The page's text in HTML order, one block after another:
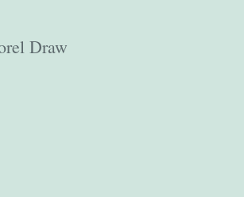
Draw